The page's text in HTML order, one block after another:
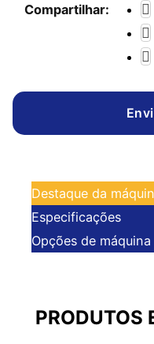
Compartilhar:
Destaque da
Especificações
Opções de máquina
PRODUTOS